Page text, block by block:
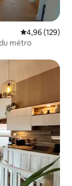
Note
4,96 (129)
métro